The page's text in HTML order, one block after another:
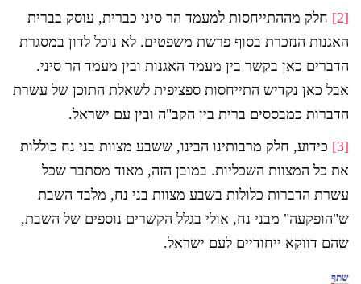
[2]
חלק מההתייחסות למעמד הר סיני כברית, עוסק בברית
האגנות הנזכרת בסוף פרשת משפטים. לא נוכל לדון במסגרת
הדברים כאן בקשר בין מעמד האגנות ובין מעמד הר סיני.
אבל כאן נקדיש התייחסות ספציפית לשאלת התוכן של עשרת
הדברות כמבססים ברית בין הקב"ה ובין עם ישראל.
[3]
כידוע, חלק מרבותינו הבינו, ששבע מצוות בני נח כוללות
את כל המצוות השכליות. במובן הזה, מאוד מסתבר שכל
עשרת הדברות כלולות בשבע מצוות בני נח, מלבד השבת
ש"הופקעה" מבני נח, אולי בגלל הקשרים נוספים של השבת,
שהם דווקא ייחודיים לעם ישראל.
שתף